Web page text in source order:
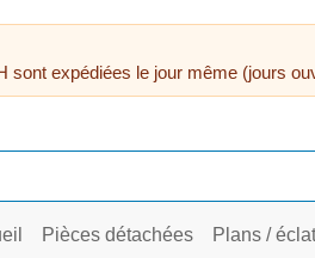
sont expédiées le jour même (jours
Pièces détachées Plans /